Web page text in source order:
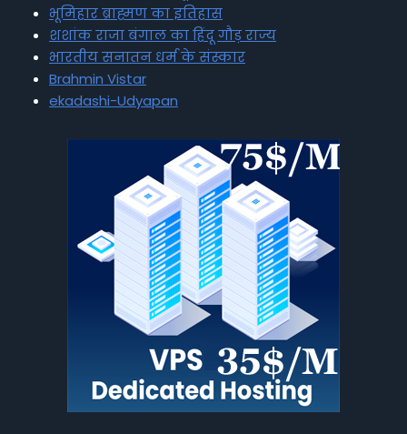
भूमिहार ब्राह्मण का इतिहास
शशांक राजा बंगाल का हिंदू गौड़ राज्य
भारतीय सनातन धर्म के संस्कार
Brahmin Vistar
ekadashi-Udyapan